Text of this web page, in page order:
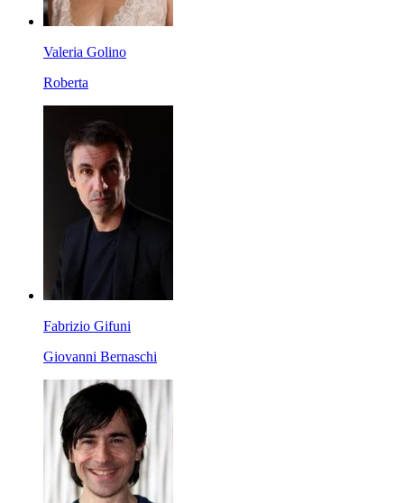
Valeria Golino
Roberta
Fabrizio Gifuni
Giovanni Bernaschi